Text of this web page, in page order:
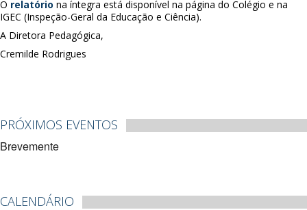
O relatório na íntegra está disponível na página do Colégio e na
IGEC (Inspeção-Geral da Educação e Ciência).
A Diretora Pedagógica,
Cremilde Rodrigues
PRÓXIMOS EVENTOS
Brevemente
CALENDÁRIO